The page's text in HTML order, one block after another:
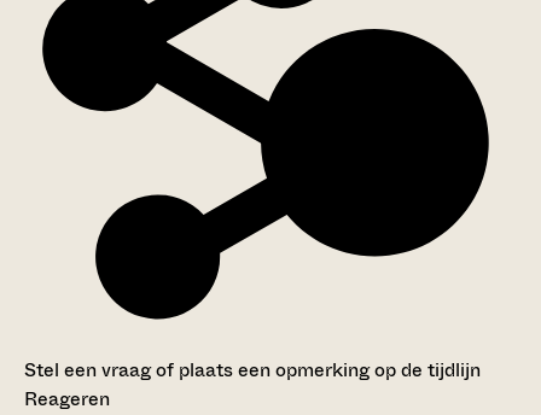
Stel een vraag of plaats een opmerking op de tijdlijn
Reageren